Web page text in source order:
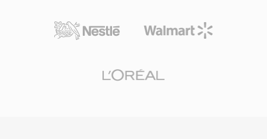
muestras. A medida qué Avid Technology
migro Pro Tools hacia WAV y AIFF, el uso de
sesiones heredados aún contienen archivos
audio mediante ADPCM de subbanda
perceptivamente rico. Su variante extendida,